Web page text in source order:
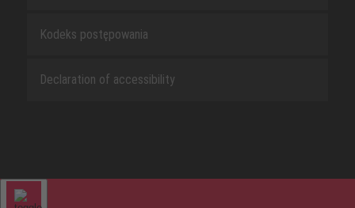
Kodeks postępowania
Declaration of accessibility